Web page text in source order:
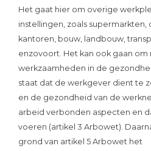
Het gaat hier om overige
instellingen, zoals supermarkten,
kantoren, bouw, landbouw,
enzovoort. Het kan ook gaan
werkzaamheden in de
staat dat de werkgever dient te
en de gezondheid van de
arbeid verbonden aspecten en
voeren (artikel 3 Arbowet).
grond van artikel 5 Arbowet het